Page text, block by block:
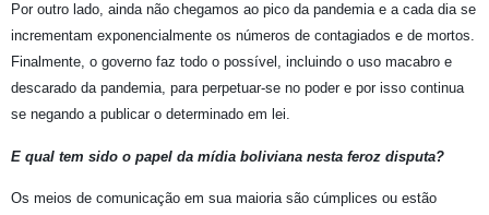
Por outro lado, ainda não chegamos ao pico da pandemia e a cada dia se
incrementam exponencialmente os números de contagiados e de mortos.
Finalmente, o governo faz todo o possível, incluindo o uso macabro e
descarado da pandemia, para perpetuar-se no poder e por isso continua
se negando a publicar o determinado em lei.
E qual tem sido o papel da mídia boliviana nesta feroz disputa?
Os meios de comunicação em sua maioria são cúmplices ou estão